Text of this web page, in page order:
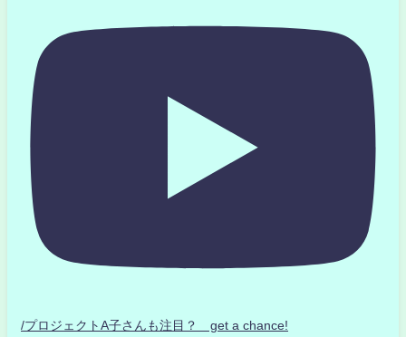
/プロジェクトA子さんも注目？ get a chance!